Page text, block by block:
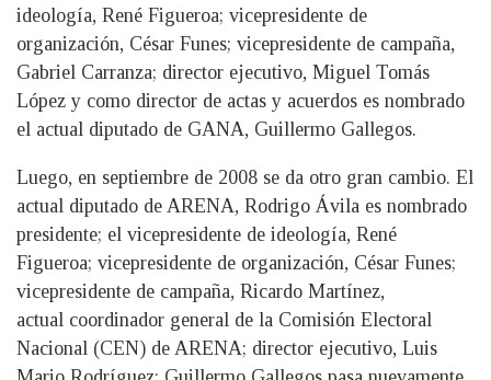
ideología, René Figueroa; vicepresidente de
organización, César Funes; vicepresidente de campaña,
Gabriel Carranza; director ejecutivo, Miguel Tomás
López y como director de actas y acuerdos es nombrado
el actual diputado de GANA, Guillermo Gallegos.
Luego, en septiembre de 2008 se da otro gran cambio. El
actual diputado de ARENA, Rodrigo Ávila es nombrado
presidente; el vicepresidente de ideología, René
Figueroa; vicepresidente de organización, César Funes;
vicepresidente de campaña, Ricardo Martínez,
actual coordinador general de la Comisión Electoral
Nacional (CEN) de ARENA; director ejecutivo, Luis